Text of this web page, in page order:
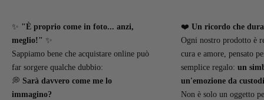
✨ "È proprio come in foto... anzi,
meglio!" ✨
Sappiamo bene che acquistare online può
far sorgere qualche dubbio:
💭 Sarà davvero come me lo
immagino?
❤️Un ricordo che
Ogni nostro prodotto è
cura e amore, pensato
semplice regalo:un
un'emozione da
Non è solo un oggetto